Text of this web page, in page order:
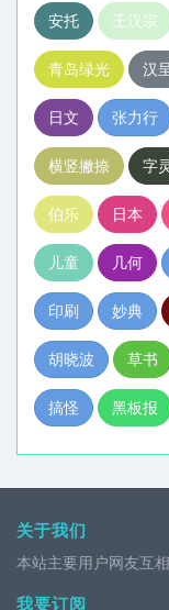
安托 王汉宗
青岛绿光 汉
日文 张力行
横竖撇捺 字
伯乐 日本
儿童 几何
印刷 妙典
胡晓波 草书
搞怪 黑板报
关于我们
本站主要用户网友互
我要订阅